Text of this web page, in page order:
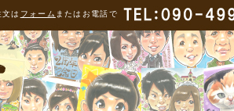
文は フォーム またはお電話で